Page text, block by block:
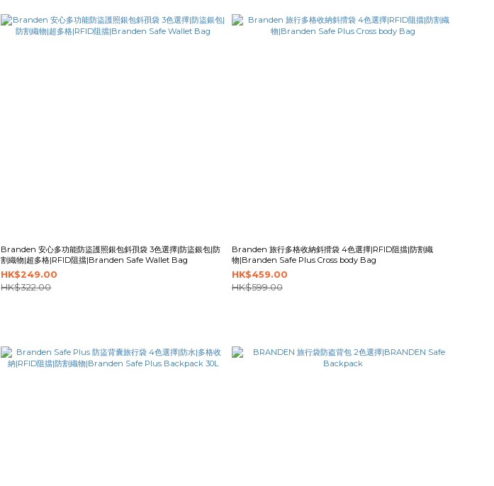
Branden 安心多功能防盜護照銀包斜孭袋 3色選擇|防盜銀包|防
割織物|超多格|RFID阻擋|Branden Safe Wallet Bag
HK$249.00
HK$322.00
Branden 旅行多格收納斜揹袋 4色選擇|RFID阻擋|防割織
物|Branden Safe Plus Cross body Bag
HK$459.00
HK$599.00